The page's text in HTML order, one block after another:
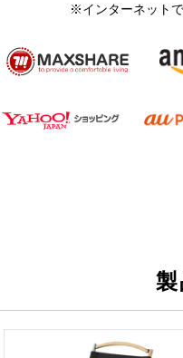
※インターネット